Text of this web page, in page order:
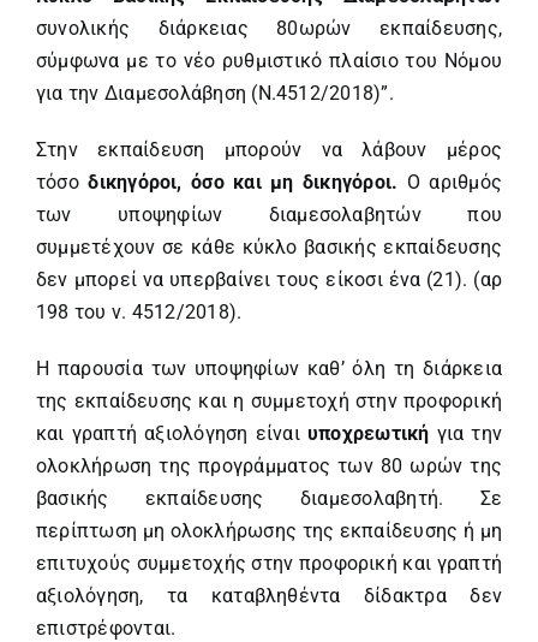
συνολικής διάρκειας 80ωρών εκπαίδευσης,
σύμφωνα με το νέο ρυθμιστικό πλαίσιο του Νόμου
για την Διαμεσολάβηση (Ν.4512/2018)”.
Στην εκπαίδευση μπορούν να λάβουν μέρος
τόσοδικηγόροι, όσο και μη δικηγόροι. Ο αριθμός
των υποψηφίων διαμεσολαβητών που
συμμετέχουν σε κάθε κύκλο βασικής εκπαίδευσης
δεν μπορεί να υπερβαίνει τους είκοσι ένα (21). (αρ
198 του ν. 4512/2018).
Η παρουσία των υποψηφίων καθ’ όλη τη διάρκεια
της εκπαίδευσης και η συμμετοχή στην προφορική
και γραπτή αξιολόγηση είναι υποχρεωτική για την
ολοκλήρωση της προγράμματος των 80 ωρών της
βασικής εκπαίδευσης διαμεσολαβητή. Σε
περίπτωση μη ολοκλήρωσης της εκπαίδευσης ή μη
επιτυχούς συμμετοχής στην προφορική και γραπτή
αξιολόγηση, τα καταβληθέντα δίδακτρα δεν
επιστρέφονται.